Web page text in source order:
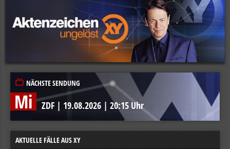
NÄCHSTE SENDUNG
Mi ZDF | 19.08.2026 | 20:15 Uhr
AKTUELLE FÄLLE AUS XY